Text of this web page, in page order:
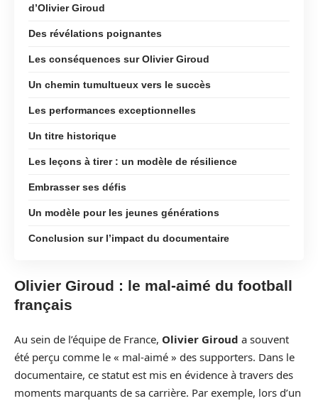
d’Olivier Giroud
Des révélations poignantes
Les conséquences sur Olivier Giroud
Un chemin tumultueux vers le succès
Les performances exceptionnelles
Un titre historique
Les leçons à tirer : un modèle de résilience
Embrasser ses défis
Un modèle pour les jeunes générations
Conclusion sur l’impact du documentaire
Olivier Giroud : le mal-aimé du football
français
Au sein de l’équipe de France, Olivier Giroud a souvent
été perçu comme le « mal-aimé » des supporters. Dans le
documentaire, ce statut est mis en évidence à travers des
moments marquants de sa carrière. Par exemple, lors d’un